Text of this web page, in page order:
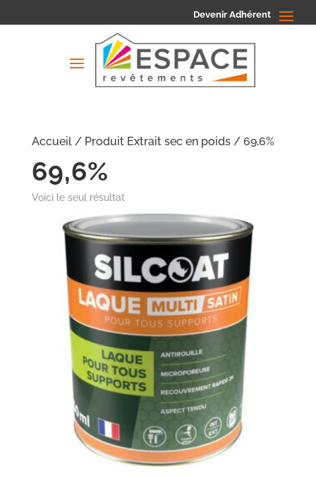
Devenir Adhérent
Accueil/ Produit Extrait sec en poids / 69,6%
69,6%
Voici le seul résultat